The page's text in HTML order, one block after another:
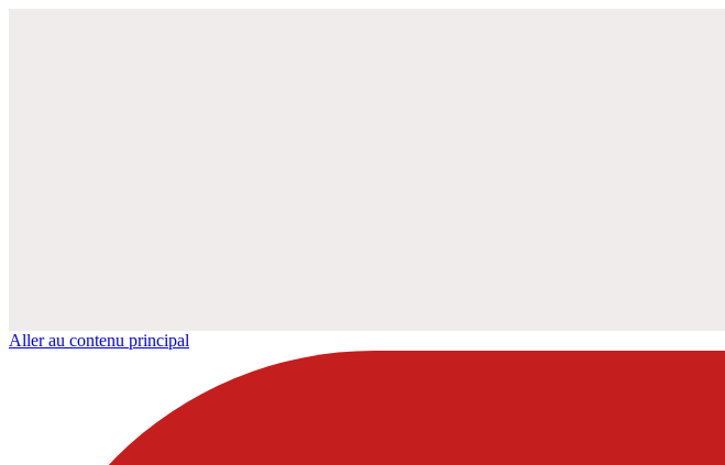
Aller au contenu principal